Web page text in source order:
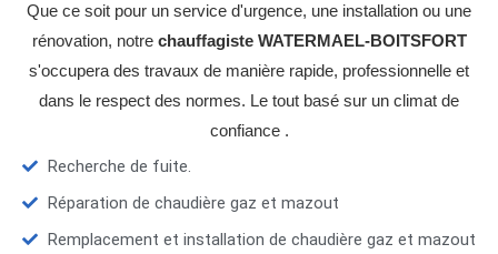
Que ce soit pour un service d'urgence, une installation ou une
rénovation, notre chauffagiste WATERMAEL-BOITSFORT
s'occupera des travaux de manière rapide, professionnelle et
dans le respect des normes. Le tout basé sur un climat de
confiance .
Recherche de fuite.
Réparation de chaudière gaz et mazout
Remplacement et installation de chaudière gaz et mazout